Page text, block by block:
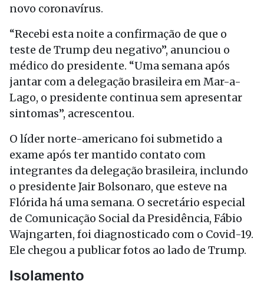
novo coronavírus.
“Recebi esta noite a confirmação de que o
teste de Trump deu negativo”, anunciou o
médico do presidente. “Uma semana após
jantar com a delegação brasileira em Mar-a-
Lago, o presidente continua sem apresentar
sintomas”, acrescentou.
O líder norte-americano foi submetido a
exame após ter mantido contato com
integrantes da delegação brasileira, inclundo
o presidente Jair Bolsonaro, que esteve na
Flórida há uma semana. O secretário especial
de Comunicação Social da Presidência, Fábio
Wajngarten, foi diagnosticado com o Covid-19.
Ele chegou a publicar fotos ao lado de Trump.
Isolamento